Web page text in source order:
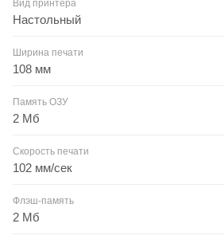
Вид принтера
Настольный
Ширина печати
108 мм
Память ОЗУ
2 Мб
Скорость печати
102 мм/сек
Флэш-память
2 Мб